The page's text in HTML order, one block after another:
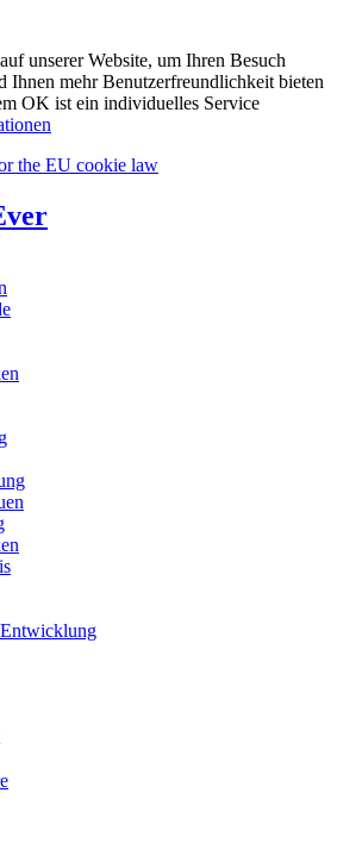
unserer Website, um Ihren Besuch
Ihnen mehr Benutzerfreundlichkeit bieten
OK ist ein individuelles Service
the EU cookie law